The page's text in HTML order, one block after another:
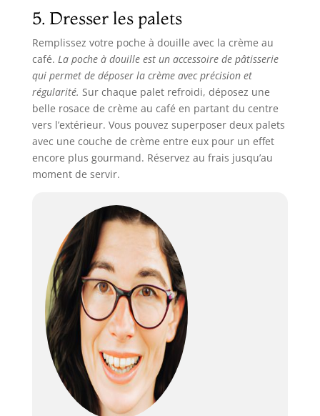
5. Dresser les palets
Remplissez votre poche à douille avec la crème au
café. La poche à douille est un accessoire de pâtisserie
qui permet de déposer la crème avec précision et
régularité. Sur chaque palet refroidi, déposez une
belle rosace de crème au café en partant du centre
vers l’extérieur. Vous pouvez superposer deux palets
avec une couche de crème entre eux pour un effet
encore plus gourmand. Réservez au frais jusqu’au
moment de servir.